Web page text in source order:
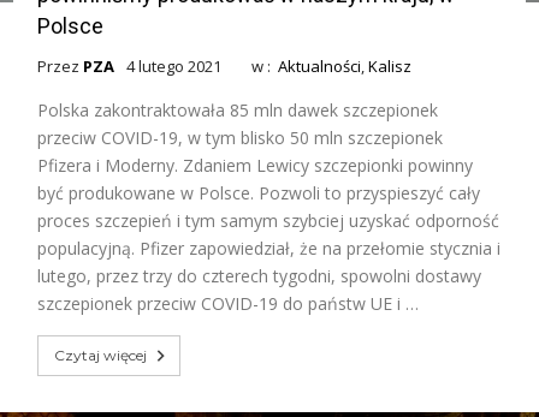
Polsce
Przez PZA 4 lutego 2021 w :Aktualności,Kalisz
Polska zakontraktowała 85 mln dawek szczepionek
przeciw COVID-19, w tym blisko 50 mln szczepionek
Pfizera i Moderny. Zdaniem Lewicy szczepionki powinny
być produkowane w Polsce. Pozwoli to przyspieszyć cały
proces szczepień i tym samym szybciej uzyskać odporność
populacyjną. Pfizer zapowiedział, że na przełomie stycznia i
lutego, przez trzy do czterech tygodni, spowolni dostawy
szczepionek przeciw COVID-19 do państw UE i …
Czytaj więcej